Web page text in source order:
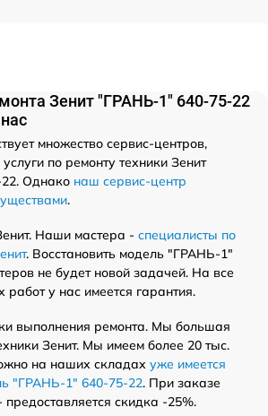
Зенит "ГРАНЬ-1" 640-75-22
множество сервис-центров,
по ремонту техники Зенит
Однако наш сервис-центр
.
Наши мастера - специалисты по
. Восстановить модель "ГРАНЬ-1"
не будет новой задачей. На все
у нас имеется гарантия.
выполнения ремонта. Мы большая
Зенит. Мы имеем более 20 тыс.
на наших складах уже имеется
"ГРАНЬ-1" 640-75-22. При заказе
предоставляется скидка -25%.